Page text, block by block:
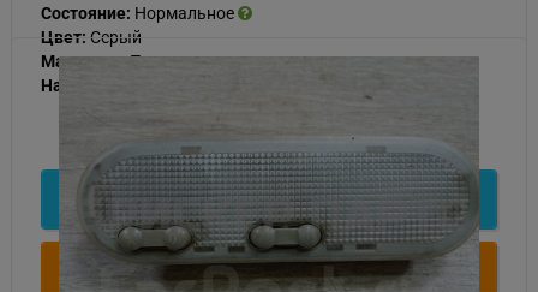
Состояние: Нормальное
Цвет: Серый
Материал:Пластик
Наличие:
1 000
Подробнее
Купить